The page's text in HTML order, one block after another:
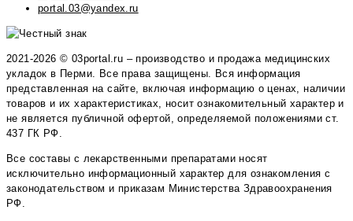
portal.03@yandex.ru
2021-2026 © 03portal.ru – производство и продажа медицинских
укладок в Перми. Все права защищены. Вся информация
представленная на сайте, включая информацию о ценах, наличии
товаров и их характеристиках, носит ознакомительный характер и
не является публичной офертой, определяемой положениями ст.
437 ГК РФ.
Все составы с лекарственными препаратами носят
исключительно информационный характер для ознакомления с
законодательством и приказам Министерства Здравоохранения
РФ.